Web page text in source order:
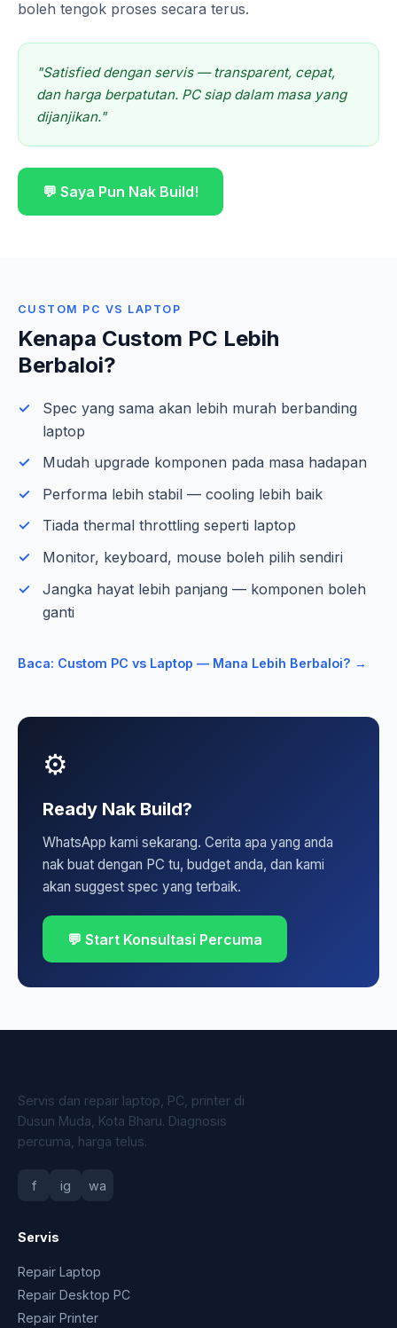
boleh tengok proses secara terus.
"Satisfied dengan servis — transparent, cepat,
dan harga berpatutan. PC siap dalam masa yang
dijanjikan."
💬 Saya Pun Nak Build!
CUSTOM PC VS LAPTOP
Kenapa Custom PC Lebih
Berbaloi?
Spec yang sama akan lebih murah berbanding
laptop
Mudah upgrade komponen pada masa hadapan
Performa lebih stabil — cooling lebih baik
Tiada thermal throttling seperti laptop
Monitor, keyboard, mouse boleh pilih sendiri
Jangka hayat lebih panjang — komponen boleh
ganti
Baca: Custom PC vs Laptop — Mana Lebih Berbaloi? →
⚙️
Ready Nak Build?
WhatsApp kami sekarang. Cerita apa yang anda
nak buat dengan PC tu, budget anda, dan kami
akan suggest spec yang terbaik.
💬 Start Konsultasi Percuma
Servis dan repair laptop, PC, printer di
Dusun Muda, Kota Bharu. Diagnosis
percuma, harga telus.
f ig wa
Servis
Repair Laptop
Repair Desktop PC
Repair Printer